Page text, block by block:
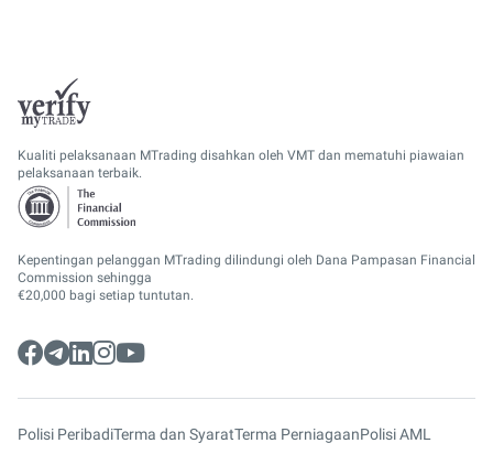
Kualiti pelaksanaan MTrading disahkan oleh VMT dan mematuhi piawaian
pelaksanaan terbaik.
Kepentingan pelanggan MTrading dilindungi oleh Dana Pampasan Financial
Commission sehingga
€20,000 bagi setiap tuntutan.
Polisi PeribadiTerma dan SyaratTerma PerniagaanPolisi AML